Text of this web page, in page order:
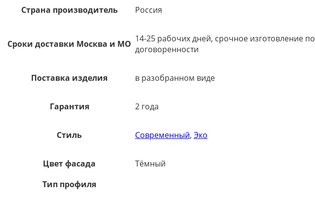
Страна производитель Россия
Сроки доставки Москва и МО 14-25 рабочих дней, срочное изготовление по
договоренности
Поставка изделия в разобранном виде
Гарантия 2 года
Стиль Современный, Эко
Цвет фасада
Тёмный
Тип профиля